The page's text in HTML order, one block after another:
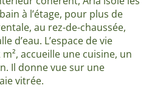
à l’étage, pour plus de
au rez-de-chaussée,
d’eau. L’espace de vie
accueille une cuisine, un
Il donne vue sur une
vitrée.